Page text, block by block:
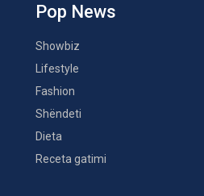
Pop News
Showbiz
Lifestyle
Fashion
Shëndeti
Dieta
Receta gatimi